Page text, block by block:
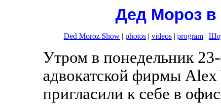
Дед Мороз в
Ded Moroz Show | photos | videos | program |
Утром в понедельник
адвокатской фирмы Alex
пригласили к себе в